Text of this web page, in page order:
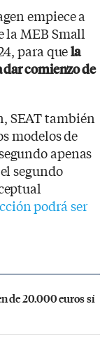
empiece a
la MEB Small
para quela
comienzo de
SEAT también
modelos de
apenas
segundo
podrá ser
de 20.000 euros sí